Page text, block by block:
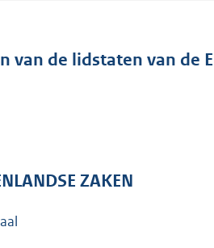
de lidstaten van de
ZAKEN